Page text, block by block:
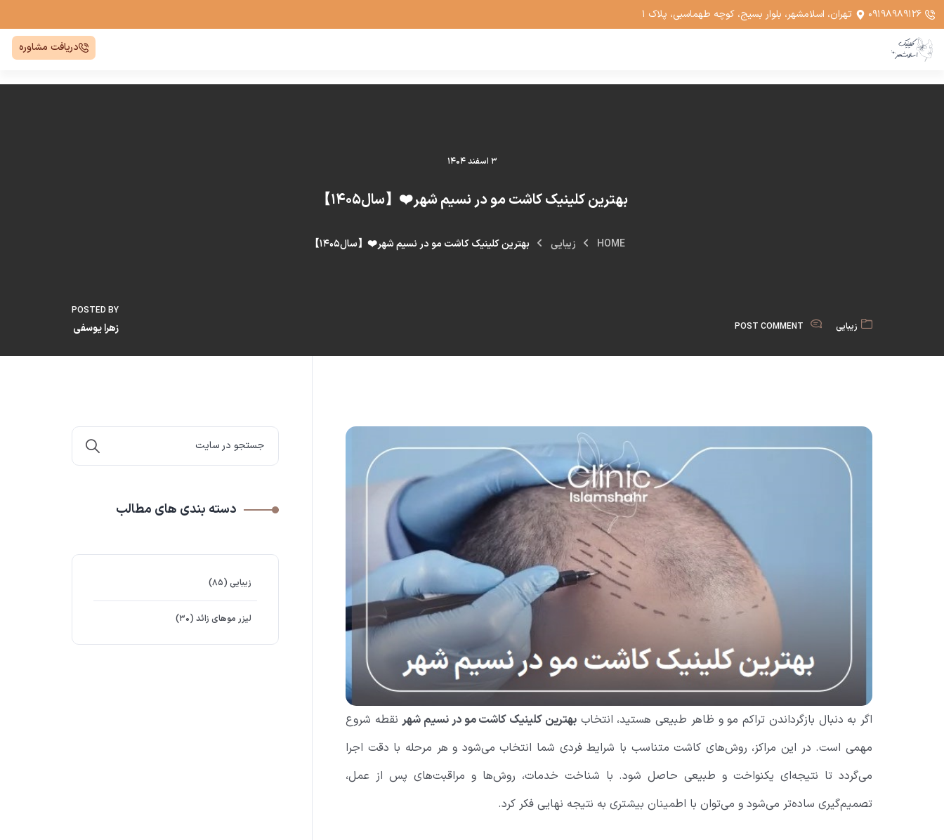
۰۹۱۹۸۹۸۹۱۲۶ تهران، اسلامشهر، بلوار بسیج، کوچه طهماسبی، پلاک ۱
دریافت مشاوره
۳ اسفند ۱۴۰۴
بهترین کلینیک کاشت مو در نسیم شهر❤️【سال۱۴۰۵】
HOME زیبایی بهترین کلینیک کاشت مو در نسیم شهر❤️【سال۱۴۰۵】
زیبایی POST COMMENT
POSTED BY
زهرا یوسفی
اگر به دنبال بازگرداندن تراکم مو و ظاهر طبیعی هستید، انتخاببهترین کلینیک کاشت مو در نسیم شهر نقطه شروع
مهمی است. در این مراکز، روش‌های کاشت متناسب با شرایط فردی شما انتخاب می‌شود و هر مرحله با دقت اجرا
می‌گردد تا نتیجه‌ای یکنواخت و طبیعی حاصل شود. با شناخت خدمات، روش‌ها و مراقبت‌های پس از عمل،
تصمیم‌گیری ساده‌تر می‌شود و می‌توان با اطمینان بیشتری به نتیجه نهایی فکر کرد.
دسته بندی های مطالب
زیبایی (۸۵)
لیزر موهای زائد (۳۰)